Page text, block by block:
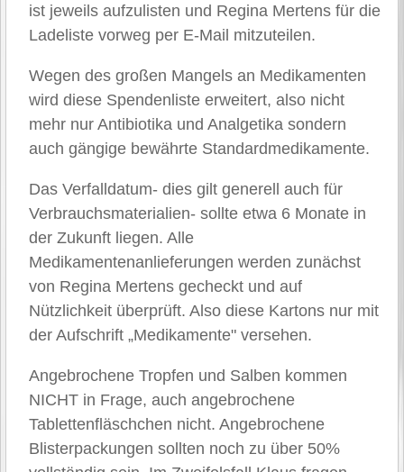
ist jeweils aufzulisten und Regina Mertens für die
Ladeliste vorweg per E-Mail mitzuteilen.
Wegen des großen Mangels an Medikamenten
wird diese Spendenliste erweitert, also nicht
mehr nur Antibiotika und Analgetika sondern
auch gängige bewährte Standardmedikamente.
Das Verfalldatum- dies gilt generell auch für
Verbrauchsmaterialien- sollte etwa 6 Monate in
der Zukunft liegen. Alle
Medikamentenanlieferungen werden zunächst
von Regina Mertens gecheckt und auf
Nützlichkeit überprüft. Also diese Kartons nur mit
der Aufschrift „Medikamente" versehen.
Angebrochene Tropfen und Salben kommen
NICHT in Frage, auch angebrochene
Tablettenfläschchen nicht. Angebrochene
Blisterpackungen sollten noch zu über 50%